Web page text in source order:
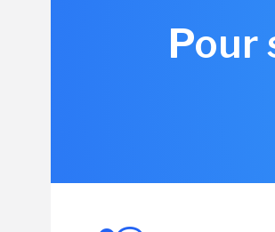
Pour